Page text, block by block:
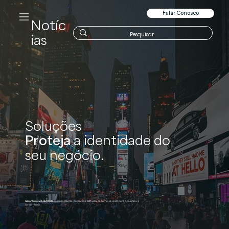
Notíc
ias
Falar Conosco
Protejaa identidade do
seu negócio.
Garanta a exclusividadedas suas marcas, patentes e softwares e torne-se único para o mundo e a
concorrência.
Soluções